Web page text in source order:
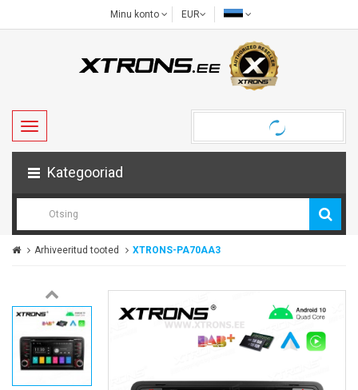
Minu konto EUR
Kategooriad
Arhiveeritud tooted XTRONS-PA70AA3